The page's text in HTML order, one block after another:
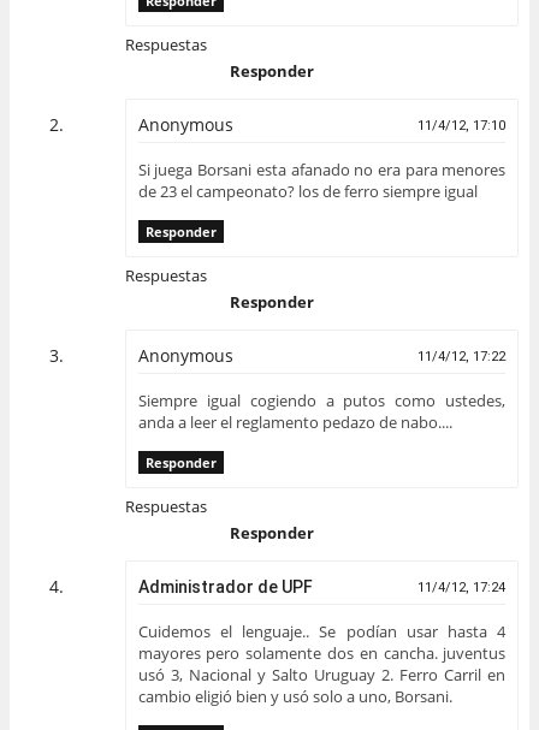
Respuestas
Responder
Anonymous 11/4/12, 17:10
Si juega Borsani esta afanado no era para menores
de 23 el campeonato? los de ferro siempre igual
Responder
Respuestas
Responder
Anonymous 11/4/12, 17:22
Siempre igual cogiendo a putos como ustedes,
anda a leer el reglamento pedazo de nabo....
Responder
Respuestas
Responder
Administrador de UPF 11/4/12, 17:24
Cuidemos el lenguaje.. Se podían usar hasta 4
mayores pero solamente dos en cancha. juventus
usó 3, Nacional y Salto Uruguay 2. Ferro Carril en
cambio eligió bien y usó solo a uno, Borsani.